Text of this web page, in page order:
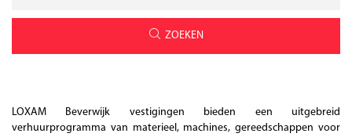
Breedtegraad
Lengtegraad
Geolocation
ZOEKEN
LOXAM Beverwijk vestigingen bieden een uitgebreid
verhuurprogramma van materieel, machines, gereedschappen voor